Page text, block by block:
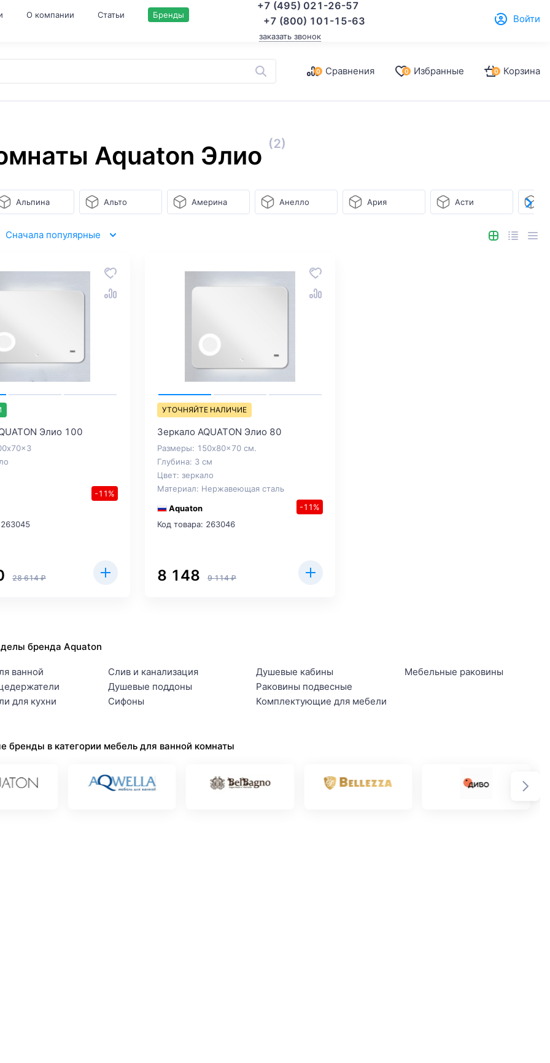
О компании Статьи
Бренды
+7 (495) 021-26-57
+7 (800) 101-15-63
заказать звонок
Войти
0 Сравнения 0 Избранные 0 Корзина
Aquaton Элио (2)
Альпина Альто Америна Анелло Ария Асти
Сначала популярные
Элио 100
-11%
28 614 ₽
УТОЧНЯЙТЕ НАЛИЧИЕ
Зеркало AQUATON Элио 80
Размеры: 150x80x70 см.
Глубина: 3 см
Цвет: зеркало
Материал: Нержавеющая сталь
Aquaton
-11%
Код товара: 263046
8 148 9 114 ₽
бренда Aquaton
ванной
для кухни
Слив и канализация
Душевые поддоны
Сифоны
Душевые кабины
Раковины подвесные
Комплектующие для мебели
Мебельные раковины
бренды в категории мебель для ванной комнаты